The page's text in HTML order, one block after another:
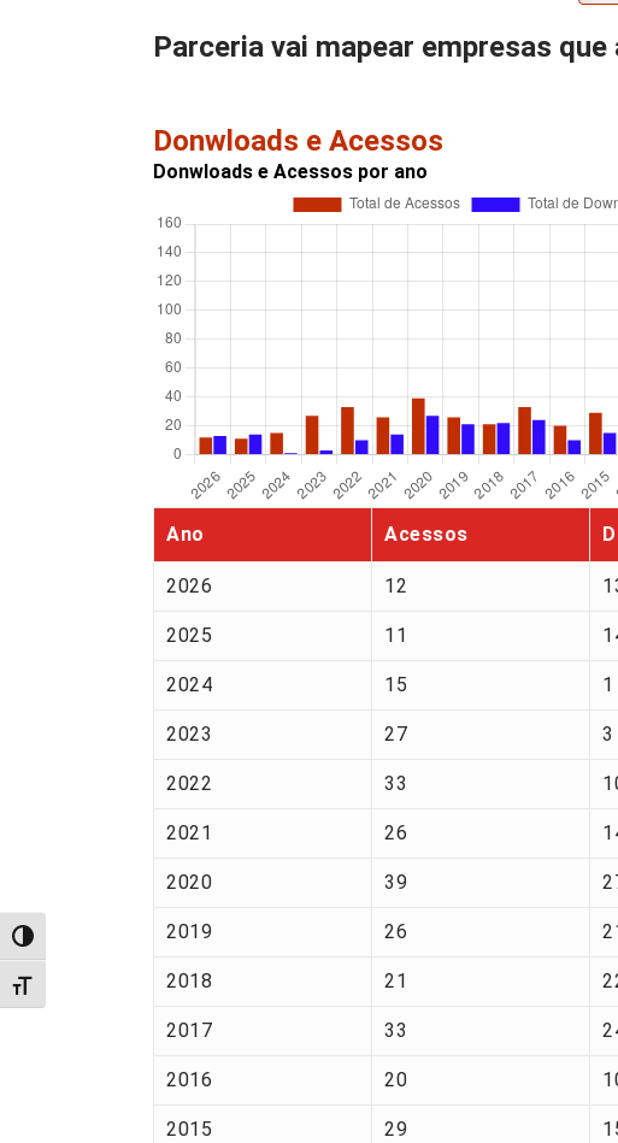
Alternar alto contraste
Alternar tamanho da fonte
Parceria vai mapear empresas
Donwloads e Acessos
Donwloads e Acessos por ano
Ano Acessos
2026 12
2025 11
2024 15 1
2023 27 3
2022 33
2021 26
2020 39
2019 26
2018 21
2017 33
2016 20
2015 29